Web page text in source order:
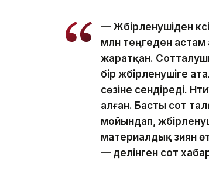
— Жәбірленушіден
млн теңгеден
жаратқан.
бір жәбірленушіге
сөзіне сендіреді.
алған. Басты сот
мойындап,
материалдық зиян
— делінген сот